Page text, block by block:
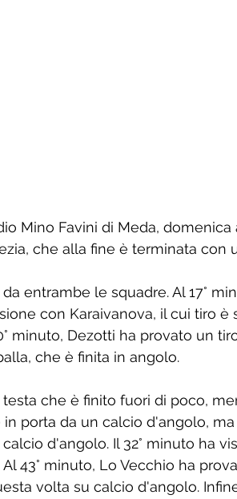
Mino Favini di Meda, domenica
che alla fine è terminata con
entrambe le squadre. Al 17°
con Karaivanova, il cui tiro è
minuto, Dezotti ha provato un
che è finita in angolo.
che è finito fuori di poco,
porta da un calcio d'angolo, ma
d'angolo. Il 32° minuto ha
43° minuto, Lo Vecchio ha
volta su calcio d'angolo.